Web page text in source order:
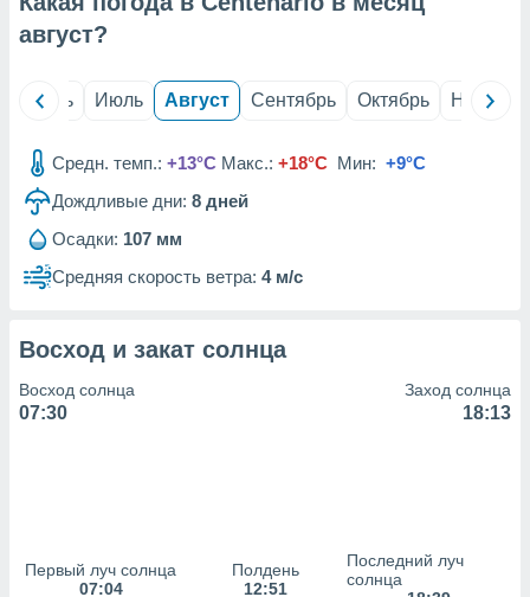
из
данных
наших 1199
август?
Июнь Июль Август Сентябрь Октябрь Ноябрь
Средн. темп.: +13°C Макс.: +18°C Мин: +9°C
Дождливые дни: 8 дней
Осадки: 107 мм
Средняя скорость ветра: 4 м/с
Восход и закат солнца
Восход солнца
07:30
Заход солнца
18:13
Первый луч солнца
07:04
Полдень
12:51
Последний луч
солнца